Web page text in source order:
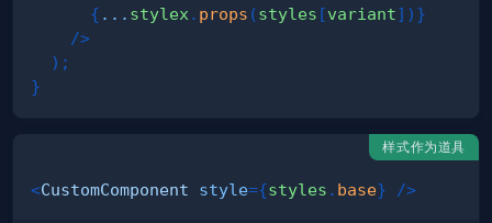
{ ... stylex . props (styles [variant] ) }
/>
) ;
}
样式作为道具
<CustomComponent style={styles . base} />